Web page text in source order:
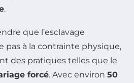
.
que l’esclavage
pas à la contrainte physique,
des pratiques telles que le
forcé. Avec environ 50